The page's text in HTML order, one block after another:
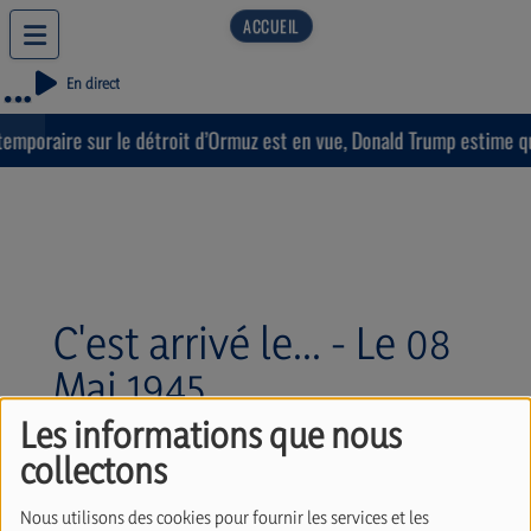
Les informations que nous
collectons
Nous utilisons des cookies pour fournir les services et les
En direct
sur le détroit d’Ormuz est en vue, Donald Trump estime
C'est arrivé le... - Le 08
Mai 1945.